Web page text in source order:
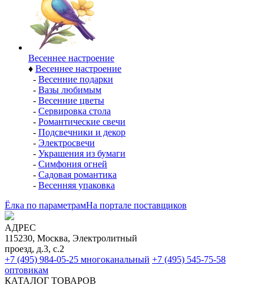
Весеннее настроение
♦ Весеннее настроение
- Весенние подарки
- Вазы любимым
- Весенние цветы
- Сервировка стола
- Романтические свечи
- Подсвечники и декор
- Электросвечи
- Украшения из бумаги
- Симфония огней
- Садовая романтика
- Весенняя упаковка
Ёлка по параметрамНа портале поставщиков
АДРЕС
115230, Москва, Электролитный
проезд, д.3, с.2
+7 (495) 984-05-25 многоканальный +7 (495) 545-75-58
оптовикам
КАТАЛОГ ТОВАРОВ